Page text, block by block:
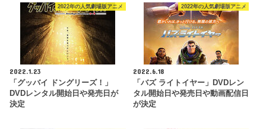
2022年の人気劇場版アニメ
2022.1.23
「グッバイ ドングリーズ！」
DVDレンタル開始日や発売日が
決定
2022年の人気劇場版アニメ
2022.6.18
「バズ ライトイヤー」DVDレン
タル開始日や発売日や動画配信日
が決定